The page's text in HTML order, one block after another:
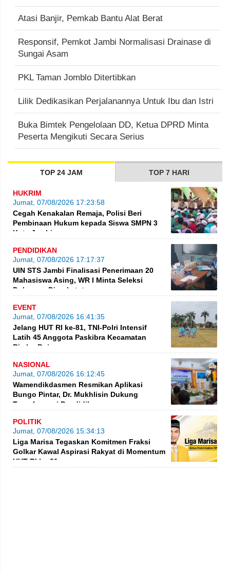
Atasi Banjir, Pemkab Bantu Alat Berat
Responsif, Pemkot Jambi Normalisasi Drainase di
Sungai Asam
PKL Taman Jomblo Ditertibkan
Lilik Dedikasikan Perjalanannya Untuk Ibu dan Istri
Buka Bimtek Pengelolaan DD, Ketua DPRD Minta
Peserta Mengikuti Secara Serius
TOP 24 JAM TOP 7 HARI
HUKRIM
Jumat, 07/08/2026 17:23:58
Cegah Kenakalan Remaja, Polisi Beri
Pembinaan Hukum kepada Siswa SMPN 3
Kota Jambi
PENDIDIKAN
Jumat, 07/08/2026 17:17:37
UIN STS Jambi Finalisasi Penerimaan 20
Mahasiswa Asing, WR I Minta Seleksi
Dokumen Diperketat
EVENT
Jumat, 07/08/2026 16:41:35
Jelang HUT RI ke-81, TNI-Polri Intensif
Latih 45 Anggota Paskibra Kecamatan
Rimbo Bujang
NASIONAL
Jumat, 07/08/2026 16:12:45
Wamendikdasmen Resmikan Aplikasi
Bungo Pintar, Dr. Mukhlisin Dukung
Transformasi Pendidikan
POLITIK
Jumat, 07/08/2026 15:34:13
Liga Marisa Tegaskan Komitmen Fraksi
Golkar Kawal Aspirasi Rakyat di Momentum
HUT RI ke-81